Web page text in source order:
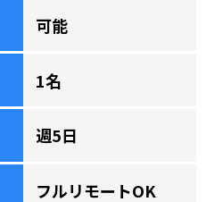
可能
1名
週5日
フルリモートOK